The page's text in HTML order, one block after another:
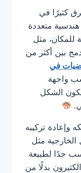
كثيرًا في
متعددة
للمكان، مثل
بين أكثر من
في
واجهة
يكون الشكل
وإعادة تركيبه
الخارجية مثل
جدًا لطبيعة
بدلًا من